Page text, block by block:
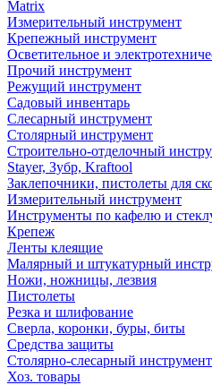
Matrix
Измерительный инструмент
Крепежный инструмент
Осветительное и
Прочий инструмент
Режущий инструмент
Садовый инвентарь
Слесарный инструмент
Столярный инструмент
Строительно-отделочный
Stayer, Зубр, Kraftool
Заклепочники, пистолеты для
Измерительный инструмент
Инструменты по кафелю и
Крепеж
Ленты клеящие
Малярный и штукатурный
Ножи, ножницы, лезвия
Пистолеты
Резка и шлифование
Сверла, коронки, буры, биты
Средства защиты
Столярно-слесарный инструмент
Хоз. товары